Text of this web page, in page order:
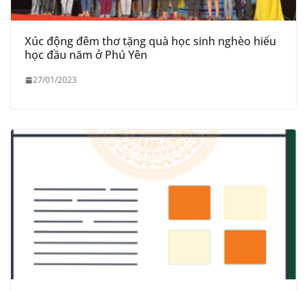
Xúc động đêm thơ tặng quà học sinh nghèo hiếu
học đầu năm ở Phú Yên
27/01/2023